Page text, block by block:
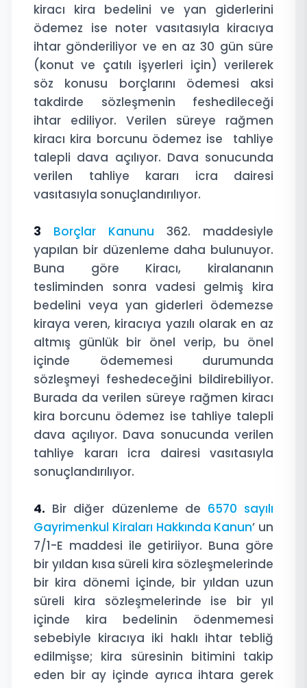
kiracı kira bedelini ve yan giderlerini
ödemez ise noter vasıtasıyla kiracıya
ihtar gönderiliyor ve en az 30 gün süre
(konut ve çatılı işyerleri için) verilerek
söz konusu borçlarını ödemesi aksi
takdirde sözleşmenin feshedileceği
ihtar ediliyor. Verilen süreye rağmen
kiracı kira borcunu ödemez ise tahliye
talepli dava açılıyor. Dava sonucunda
verilen tahliye kararı icra dairesi
vasıtasıyla sonuçlandırılıyor.
3 Borçlar Kanunu 362. maddesiyle
yapılan bir düzenleme daha bulunuyor.
Buna göre Kiracı, kiralananın
tesliminden sonra vadesi gelmiş kira
bedelini veya yan giderleri ödemezse
kiraya veren, kiracıya yazılı olarak en az
altmış günlük bir önel verip, bu önel
içinde ödememesi durumunda
sözleşmeyi feshedeceğini bildirebiliyor.
Burada da verilen süreye rağmen kiracı
kira borcunu ödemez ise tahliye talepli
dava açılıyor. Dava sonucunda verilen
tahliye kararı icra dairesi vasıtasıyla
sonuçlandırılıyor.
4. Bir diğer düzenleme de 6570 sayılı
Gayrimenkul Kiraları Hakkında Kanun’ un
7/1-E maddesi ile getiriiyor. Buna göre
bir yıldan kısa süreli kira sözleşmelerinde
bir kira dönemi içinde, bir yıldan uzun
süreli kira sözleşmelerinde ise bir yıl
içinde kira bedelinin ödenmemesi
sebebiyle kiracıya iki haklı ihtar tebliğ
edilmişse; kira süresinin bitimini takip
eden bir ay içinde ayrıca ihtara gerek